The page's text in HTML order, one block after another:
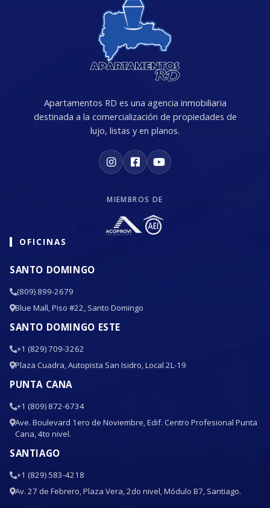
Apartamentos RD es una agencia inmobiliaria
destinada a la comercialización de propiedades de
lujo, listas y en planos.
MIEMBROS DE
OFICINAS
SANTO DOMINGO
(809) 899-2679
Blue Mall, Piso #22, Santo Domingo
SANTO DOMINGO ESTE
+1 (829) 709-3262
Plaza Cuadra, Autopista San Isidro, Local 2L-19
PUNTA CANA
+1 (809) 872-6734
Ave. Boulevard 1ero de Noviembre, Edif. Centro Profesional Punta
Cana, 4to nivel.
SANTIAGO
+1 (829) 583-4218
Av. 27 de Febrero, Plaza Vera, 2do nivel, Módulo B7, Santiago.